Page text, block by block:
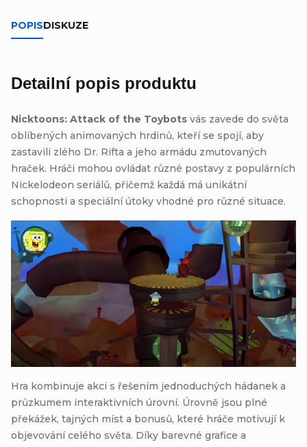
POPISDISKUZE
Detailní popis produktu
Nicktoons: Attack of the Toybots vás zavede do světa
oblíbených animovaných hrdinů, kteří se spojí, aby
zastavili zlého Dr. Rifta a jeho armádu zmutovaných
hraček. Hráči mohou ovládat různé postavy z populárních
Nickelodeon seriálů, přičemž každá má unikátní
schopnosti a speciální útoky vhodné pro různé situace.
Hra kombinuje akci s řešením jednoduchých hádanek a
průzkumem interaktivních úrovní. Úrovně jsou plné
překážek, tajných míst a bonusů, které hráče motivují k
objevování celého světa. Díky barevné grafice a